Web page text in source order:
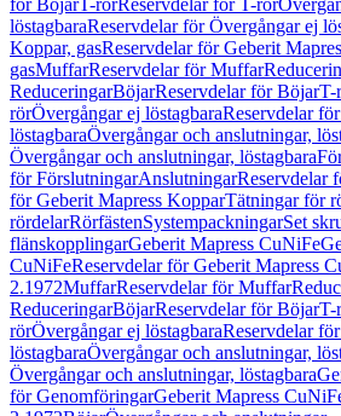
för BöjarT-rörReservdelar för T-rör
löstagbaraReservdelar för Övergångar ej
Koppar, gasReservdelar för Geberit
gasMuffarReservdelar för Muffar
ReduceringarBöjarReservdelar för BöjarT-
rörÖvergångar ej löstagbaraReservdelar
löstagbaraÖvergångar och anslutningar,
Övergångar och anslutningar, löstagbara
för FörslutningarAnslutningarReservdelar
för Geberit Mapress KopparTätningar för
rördelarRörfästenSystempackningarSet
flänskopplingarGeberit Mapress CuNiFe
CuNiFeReservdelar för Geberit Mapress
2.1972MuffarReservdelar för Muffar
ReduceringarBöjarReservdelar för BöjarT-
rörÖvergångar ej löstagbaraReservdelar
löstagbaraÖvergångar och anslutningar,
Övergångar och anslutningar, löstagbara
för GenomföringarGeberit Mapress